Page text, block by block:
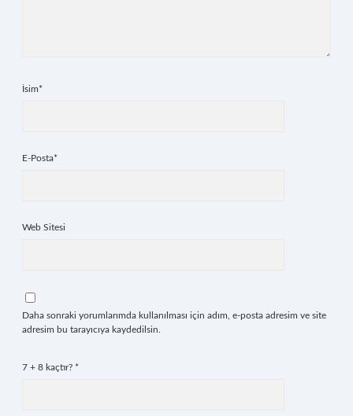
İsim*
E-Posta*
Web Sitesi
Daha sonraki yorumlarımda kullanılması için adım, e-posta adresim ve site
adresim bu tarayıcıya kaydedilsin.
7 + 8 kaçtır? *